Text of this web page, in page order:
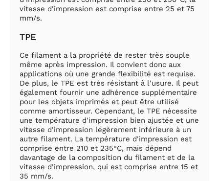
vitesse d'impression est comprise entre 25 et 75
mm/s.
TPE
Ce filament a la propriété de rester très souple
même après impression. Il convient donc aux
applications où une grande flexibilité est requise.
De plus, le TPE est très résistant à l'usure. Il peut
également fournir une adhérence supplémentaire
pour les objets imprimés et peut être utilisé
comme amortisseur. Cependant, le TPE nécessite
une température d'impression bien ajustée et une
vitesse d'impression légèrement inférieure à un
autre filament. La température d'impression est
comprise entre 210 et 235°C, mais dépend
davantage de la composition du filament et de la
vitesse d'impression, qui est comprise entre 15 et
35 mm/s.